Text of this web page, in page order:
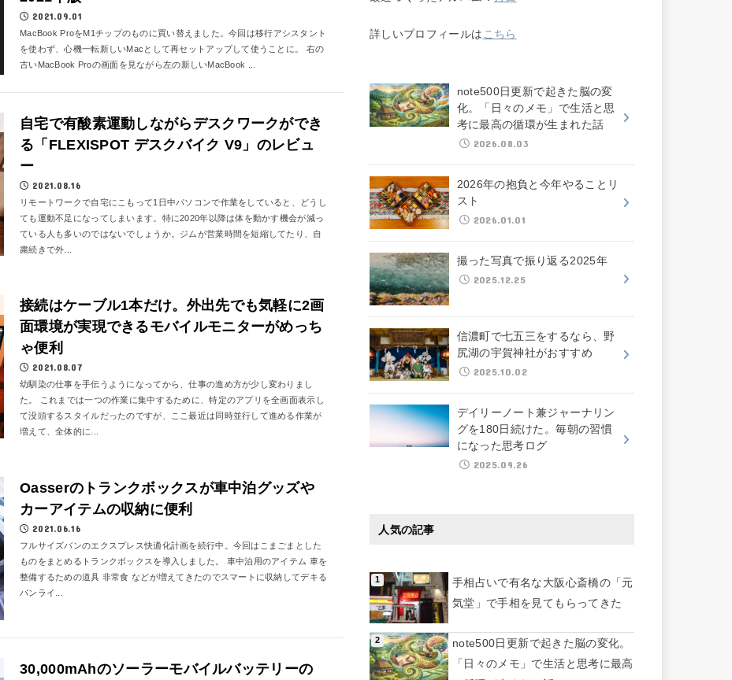
2021.09.01
MacBook ProをM1チップのものに買い替えました。今回は移行アシスタント
を使わず、心機一転新しいMacとして再セットアップして使うことに。 右の
古いMacBook Proの画面を見ながら左の新しいMacBook ...
自宅で有酸素運動しながらデスクワークができ
る「FLEXISPOT デスクバイク V9」のレビュ
ー
2021.08.16
リモートワークで自宅にこもって1日中パソコンで作業をしていると、どうし
ても運動不足になってしまいます。特に2020年以降は体を動かす機会が減っ
ている人も多いのではないでしょうか。ジムが営業時間を短縮してたり、自
粛続きで外...
接続はケーブル1本だけ。外出先でも気軽に2画
面環境が実現できるモバイルモニターがめっち
ゃ便利
2021.08.07
幼馴染の仕事を手伝うようになってから、仕事の進め方が少し変わりまし
た。 これまでは一つの作業に集中するために、特定のアプリを全画面表示し
て没頭するスタイルだったのですが、ここ最近は同時並行して進める作業が
増えて、全体的に...
Oasserのトランクボックスが車中泊グッズや
カーアイテムの収納に便利
2021.06.16
フルサイズバンのエクスプレス快適化計画を続行中。今回はこまごまとした
ものをまとめるトランクボックスを導入しました。 車中泊用のアイテム 車を
整備するための道具 非常食 などが増えてきたのでスマートに収納してデキる
バンライ...
30,000mAhのソーラーモバイルバッテリーの
詳しいプロフィールは こちら
note500日更新で起きた脳の変
化。「日々のメモ」で生活と思
考に最高の循環が生まれた話
2026.08.03
2026年の抱負と今年やることリ
スト
2026.01.01
撮った写真で振り返る2025年
2025.12.25
信濃町で七五三をするなら、野
尻湖の宇賀神社がおすすめ
2025.10.02
デイリーノート兼ジャーナリン
グを180日続けた。毎朝の習慣
になった思考ログ
2025.09.26
人気の記事
手相占いで有名な大阪心斎橋の「元
気堂」で手相を見てもらってきた
note500日更新で起きた脳の変化。
「日々のメモ」で生活と思考に最高